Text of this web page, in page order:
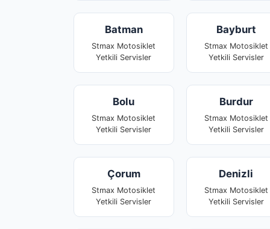
Batman
Stmax Motosiklet
Yetkili Servisler
Bayburt
Stmax Motosiklet
Yetkili Servisler
Bolu
Stmax Motosiklet
Yetkili Servisler
Burdur
Stmax Motosiklet
Yetkili Servisler
Çorum
Stmax Motosiklet
Yetkili Servisler
Denizli
Stmax Motosiklet
Yetkili Servisler